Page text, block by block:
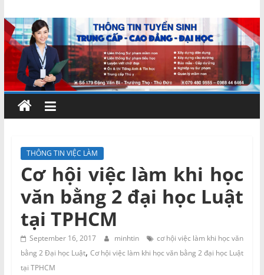
to
content
Chứng
chỉ
ngắn
hạn
–
MIENNAM
Education
Đào
tạo
và
THÔNG TIN VIỆC LÀM
Cơ hội việc làm khi học
văn bằng 2 đại học Luật
tại TPHCM
September 16, 2017 minhtin
cơ hội việc làm khi học văn
bằng 2 Đại học Luật, Cơ hội việc làm khi học văn bằng 2 đại học Luật
tại TPHCM